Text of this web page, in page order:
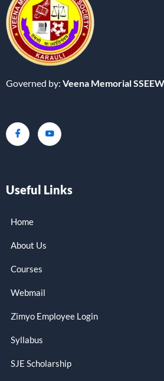
Governed by: Veena Memorial
Useful Links
Home
About Us
Courses
Webmail
Zimyo Employee Login
Syllabus
SJE Scholarship